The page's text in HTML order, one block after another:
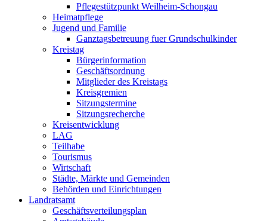
Pflegestützpunkt Weilheim-Schongau
Heimatpflege
Jugend und Familie
Ganztagsbetreuung fuer Grundschulkinder
Kreistag
Bürgerinformation
Geschäftsordnung
Mitglieder des Kreistags
Kreisgremien
Sitzungstermine
Sitzungsrecherche
Kreisentwicklung
LAG
Teilhabe
Tourismus
Wirtschaft
Städte, Märkte und Gemeinden
Behörden und Einrichtungen
Landratsamt
Geschäftsverteilungsplan